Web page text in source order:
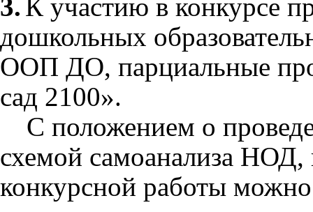
3. К участию в конкурсе
дошкольных
ООП ДО, парциальные
сад 2100».
С положением о
схемой самоанализа НОД,
конкурсной работы